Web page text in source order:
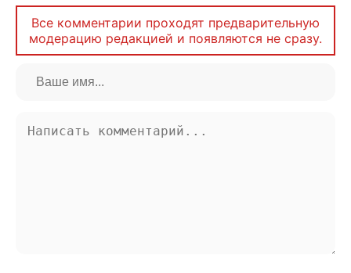
Все комментарии проходят предварительную
модерацию редакцией и появляются не сразу.